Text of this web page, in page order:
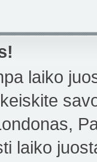
laiko
laiko